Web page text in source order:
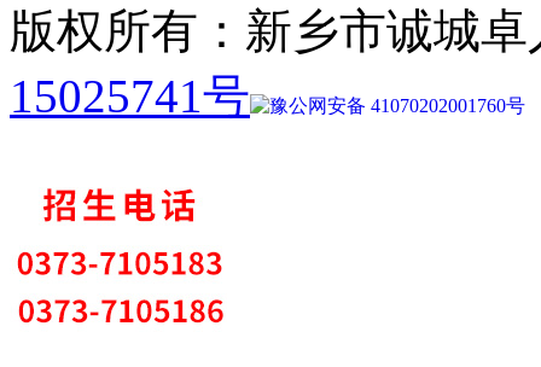
版权所有：新乡市诚城
15025741号
豫公网安备 41070202001760号